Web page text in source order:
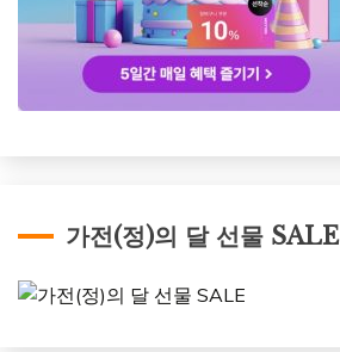
가전(정)의 달 선물 SALE